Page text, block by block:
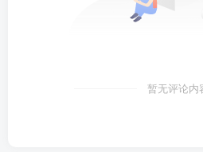
暂无评论内